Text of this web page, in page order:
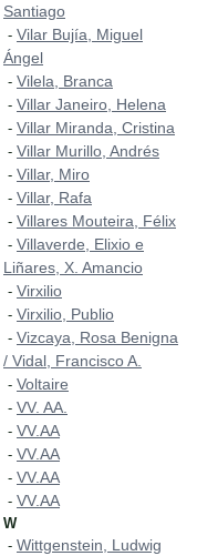
Santiago
- Vilar Bujía, Miguel
Ángel
- Vilela, Branca
- Villar Janeiro, Helena
- Villar Miranda, Cristina
- Villar Murillo, Andrés
- Villar, Miro
- Villar, Rafa
- Villares Mouteira, Félix
- Villaverde, Elixio e
Liñares, X. Amancio
- Virxilio
- Virxilio, Publio
- Vizcaya, Rosa Benigna
/ Vidal, Francisco A.
- Voltaire
- VV. AA.
- VV.AA
- VV.AA
- VV.AA
- VV.AA
W
- Wittgenstein, Ludwig